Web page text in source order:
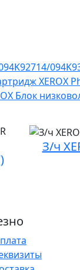
XEROX
Блок
З/ч